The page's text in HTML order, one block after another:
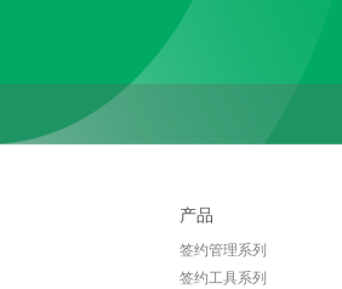
产品
签约管理系列
签约工具系列